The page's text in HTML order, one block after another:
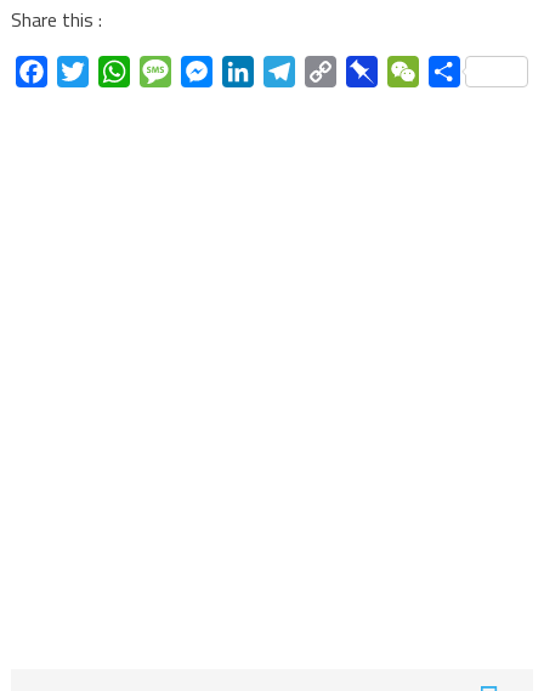
Share this :
FacebookTwitterWhatsAppMessageMessengerLinkedInTelegram
Copy
PinboardWeChatShare